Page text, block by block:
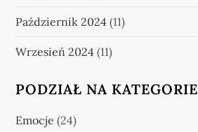
Październik 2024 (11)
Wrzesień 2024 (11)
PODZIAŁ NA KATEGORIE
Emocje (24)